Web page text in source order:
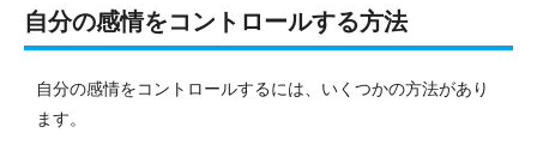
自分の感情をコントロールする方法
自分の感情をコントロールするには、いくつかの方法があり
ます。